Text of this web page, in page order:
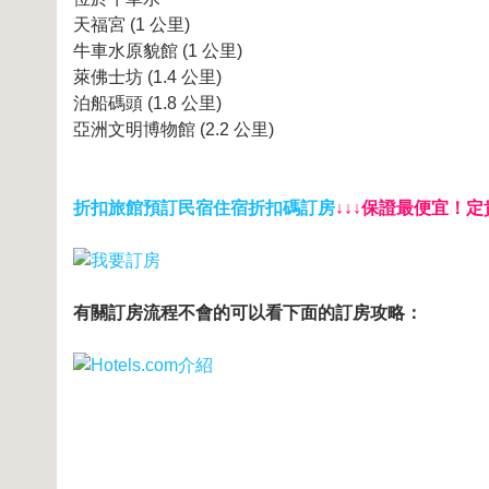
天福宮 (1 公里)
牛車水原貌館 (1 公里)
萊佛士坊 (1.4 公里)
泊船碼頭 (1.8 公里)
亞洲文明博物館 (2.2 公里)
折扣旅館預訂民宿住宿折扣碼訂房↓↓↓保證最便宜！定
有關訂房流程不會的可以看下面的訂房攻略：